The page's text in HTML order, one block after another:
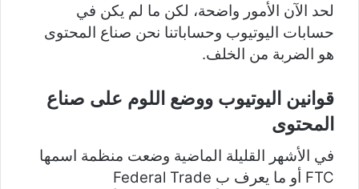
لحد الآن الأمور واضحة، لكن ما لم يكن في
حسابات اليوتيوب وحساباتنا نحن صناع المحتوى
هو الضربة من الخلف.
قوانين اليوتيوب ووضع اللوم على صناع
المحتوى
في الأشهر القليلة الماضية وضعت منظمة اسمها
FTC أو ما يعرف ب Federal Trade